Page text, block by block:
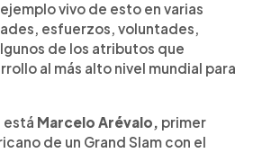
vivo de esto en varias
esfuerzos, voluntades,
de los atributos que
al más alto nivel mundial para
está Marcelo Arévalo, primer
de un Grand Slam con el